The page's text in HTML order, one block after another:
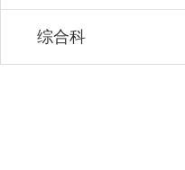
综合科